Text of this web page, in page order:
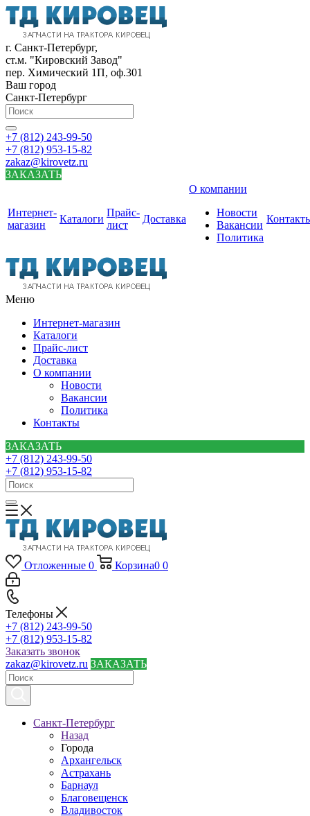
г. Санкт-Петербург,
ст.м. "Кировский Завод"
пер. Химический 1П, оф.301
Ваш город
Санкт-Петербург
+7 (812) 243-99-50
+7 (812) 953-15-82
zakaz@kirovetz.ru
ЗАКАЗАТЬ
Интернет-
магазин
Каталоги
Прайс-
лист
Доставка
О компании
Новости
Вакансии
Политика
Меню
Интернет-магазин
Каталоги
Прайс-лист
Доставка
О компании
Новости
Вакансии
Политика
Контакты
ЗАКАЗАТЬ
+7 (812) 243-99-50
+7 (812) 953-15-82
Отложенные 0 Корзина0 0
Телефоны
+7 (812) 243-99-50
+7 (812) 953-15-82
Заказать звонок
zakaz@kirovetz.ru ЗАКАЗАТЬ
Санкт-Петербург
Назад
Города
Архангельск
Астрахань
Барнаул
Благовещенск
Владивосток